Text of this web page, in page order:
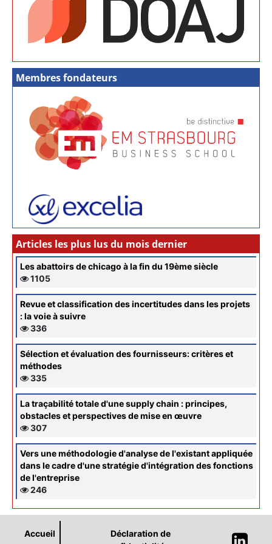
Membres fondateurs
Articles les plus lus du mois dernier
Les abattoirs de chicago à la fin du 19ème siècle
1105
Revue et classification des incertitudes dans les projets
: la voie à suivre
336
Sélection et évaluation des fournisseurs: critères et
méthodes
335
La traçabilité totale d'une supply chain : principes,
obstacles et perspectives de mise en œuvre
307
Vers une méthodologie d'analyse de l'existant appliquée
dans le cadre d'une stratégie d'intégration des fonctions
de l'entreprise
246
Accueil
Déclaration de